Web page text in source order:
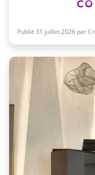
Publié 31 juillet 2026 par